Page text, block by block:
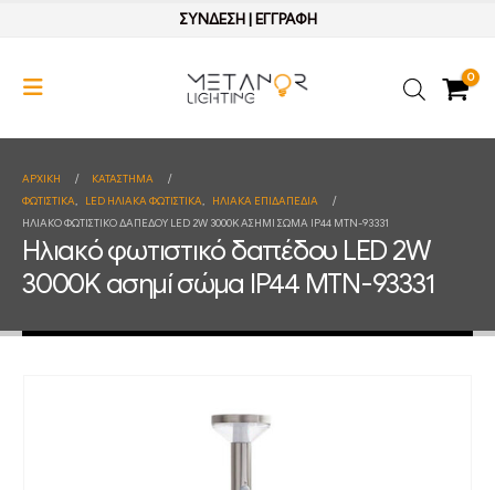
ΣΥΝΔΕΣΗ| ΕΓΓΡΑΦΗ
0
ΑΡΧΙΚΉ
ΚΑΤΆΣΤΗΜΑ
ΦΩΤΙΣΤΙΚΑ, LED ΗΛΙΑΚΑ ΦΩΤΙΣΤΙΚΑ,
ΗΛΙΑΚΑ ΕΠΙΔΑΠΕΔΙΑ
ΗΛΙΑΚΌ ΦΩΤΙΣΤΙΚΌ ΔΑΠΈΔΟΥ LED 2W 3000K ΑΣΗΜΊ ΣΏΜΑ IP44 MTN-93331
Ηλιακό φωτιστικό δαπέδου LED 2W
3000K ασημί σώμα IP44 MTN-93331